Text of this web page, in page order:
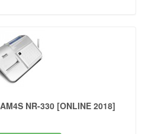
NR-330 [ONLINE 2018]